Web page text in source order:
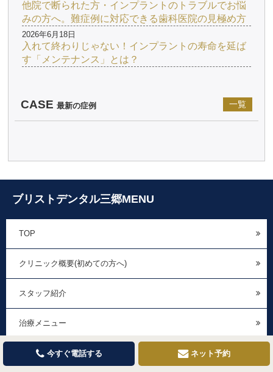
他院で断られた方・インプラントのトラブルでお悩
みの方へ。難症例に対応できる歯科医院の見極め方
2026年6月18日
入れて終わりじゃない！インプラントの寿命を延ば
す「メンテナンス」とは？
CASE 最新の症例 一覧
ブリストデンタル三郷MENU
TOP
クリニック概要(初めての方へ)
スタッフ紹介
治療メニュー
治療費・保証今すぐ電話する ネット予約